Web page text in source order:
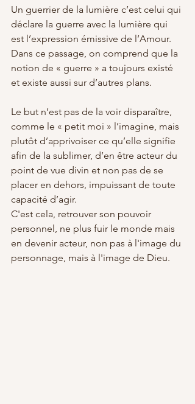
Un guerrier de la lumière c’est celui qui
déclare la guerre avec la lumière qui
est l’expression émissive de l’Amour.
Dans ce passage, on comprend que la
notion de « guerre » a toujours existé
et existe aussi sur d’autres plans.
Le but n’est pas de la voir disparaître,
comme le « petit moi » l’imagine, mais
plutôt d’apprivoiser ce qu’elle signifie
afin de la sublimer, d’en être acteur du
point de vue divin et non pas de se
placer en dehors, impuissant de toute
capacité d’agir.
C'est cela, retrouver son pouvoir
personnel, ne plus fuir le monde mais
en devenir acteur, non pas à l'image du
personnage, mais à l'image de Dieu.